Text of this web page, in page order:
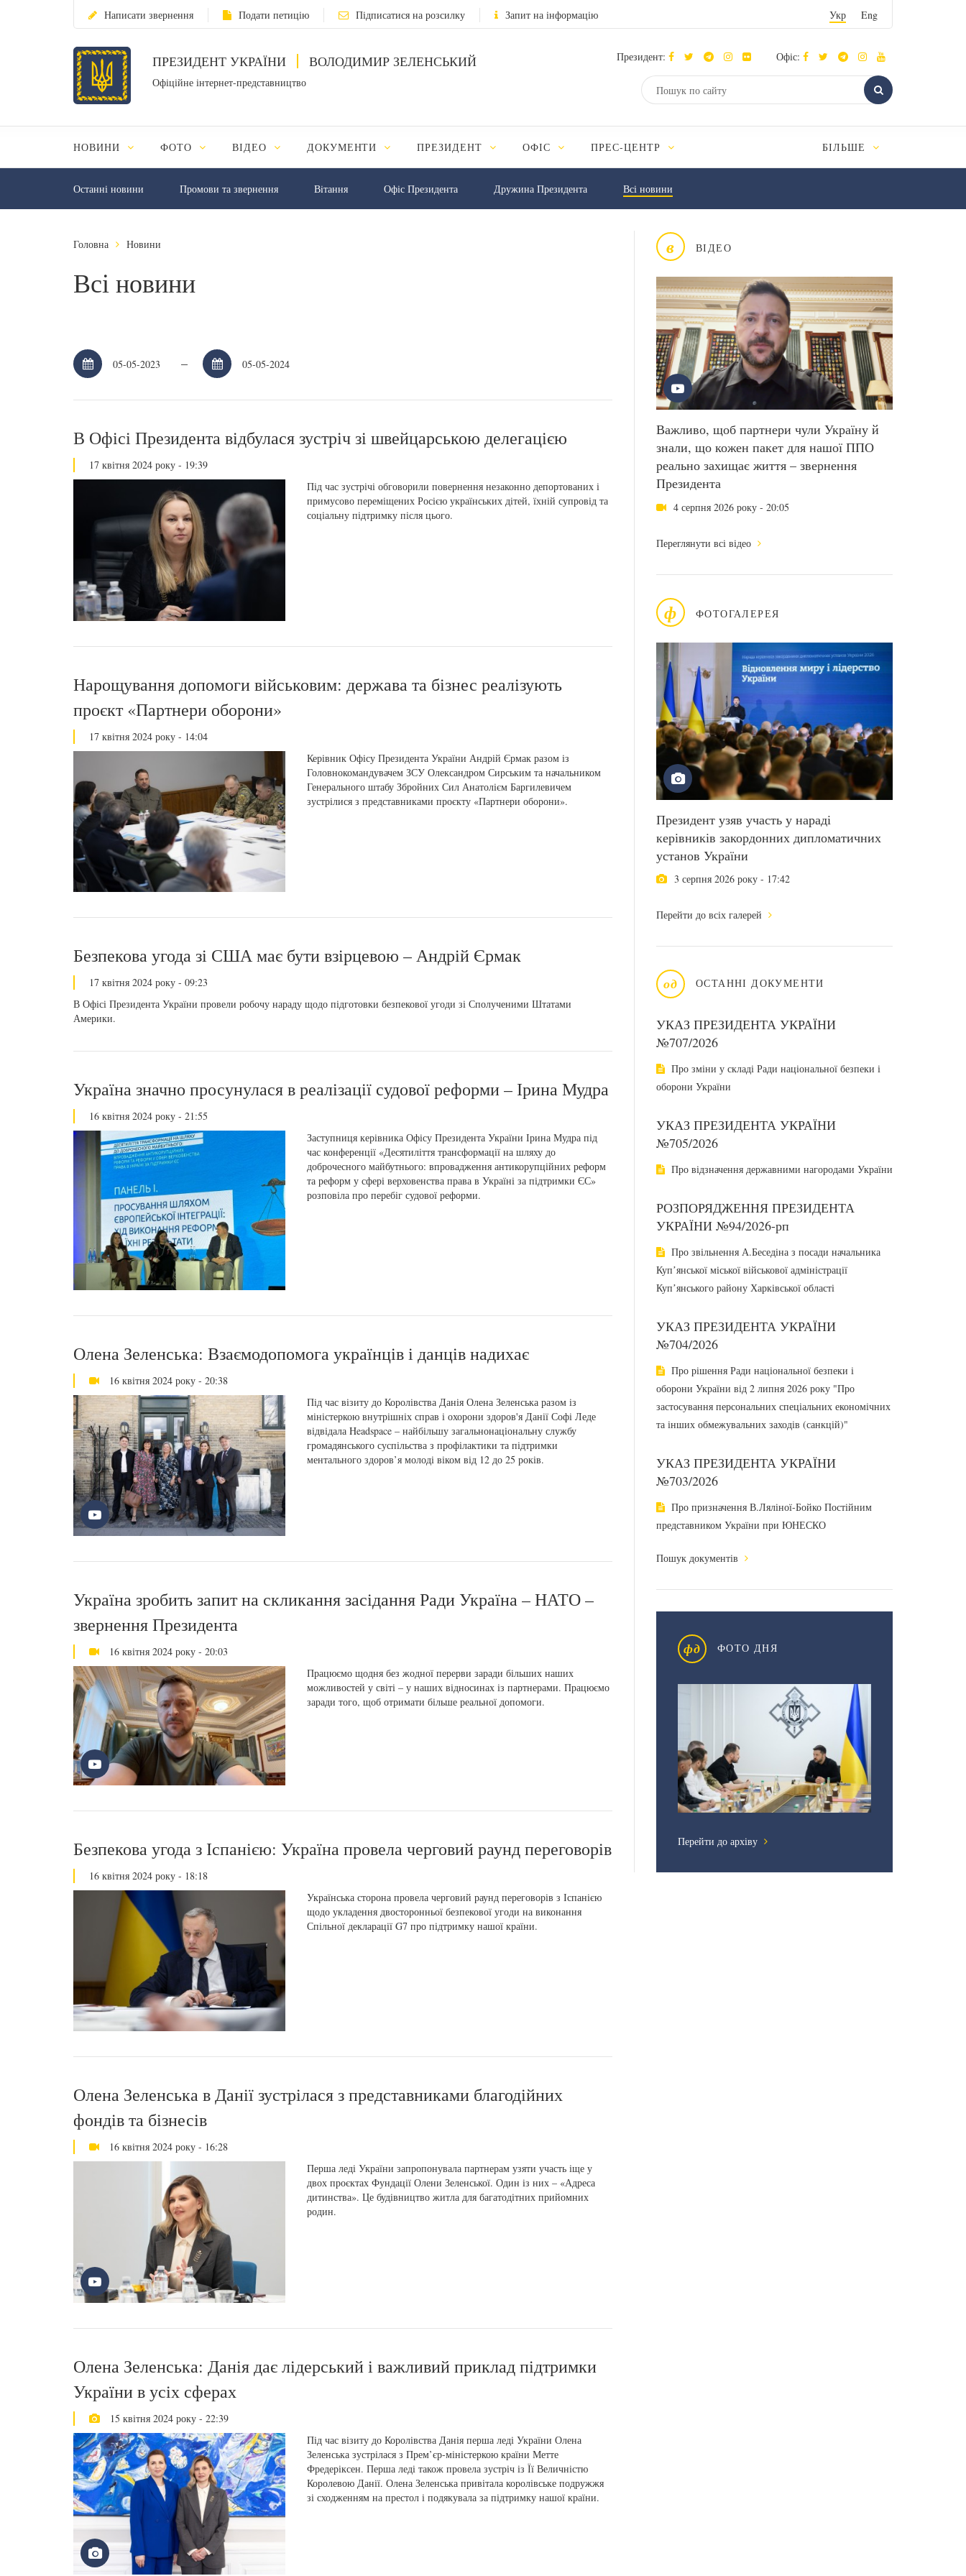
Написати звернення Подати петицію Підписатися на розсилку Запит на інформацію Укр Eng
ПРЕЗИДЕНТ УКРАЇНИ ВОЛОДИМИР ЗЕЛЕНСЬКИЙ
Офіційне інтернет-представництво
Президент: Офіс:
НОВИНИ ФОТО ВІДЕО ДОКУМЕНТИ ПРЕЗИДЕНТ ОФІС ПРЕС-ЦЕНТР БІЛЬШЕ
Останні новини Промови та звернення Вiтання Офіс Президента Дружина Президента Всі новини
в ВІДЕО
Важливо, щоб партнери чули Україну й
знали, що кожен пакет для нашої ППО
реально захищає життя – звернення
Президента
4 серпня 2026 року - 20:05
Переглянути всі відео
ф ФОТОГАЛЕРЕЯ
Президент узяв участь у нараді
керівників закордонних дипломатичних
установ України
3 серпня 2026 року - 17:42
Перейти до всіх галерей
од ОСТАННІ ДОКУМЕНТИ
УКАЗ ПРЕЗИДЕНТА УКРАЇНИ
№707/2026
Про зміни у складі Ради національної безпеки і
оборони України
УКАЗ ПРЕЗИДЕНТА УКРАЇНИ
№705/2026
Про відзначення державними нагородами України
РОЗПОРЯДЖЕННЯ ПРЕЗИДЕНТА
УКРАЇНИ №94/2026-рп
Про звільнення А.Беседіна з посади начальника
Купʼянської міської військової адміністрації
Купʼянського району Харківської області
УКАЗ ПРЕЗИДЕНТА УКРАЇНИ
№704/2026
Про рішення Ради національної безпеки і
оборони України від 2 липня 2026 року "Про
застосування персональних спеціальних економічних
та інших обмежувальних заходів (санкцій)"
УКАЗ ПРЕЗИДЕНТА УКРАЇНИ
№703/2026
Про призначення В.Ляліної-Бойко Постійним
представником України при ЮНЕСКО
Пошук документів
фд ФОТО ДНЯ
Перейти до архіву
Головна Новини
Всі новини
–
В Офісі Президента відбулася зустріч зі швейцарською делегацією
17 квітня 2024 року - 19:39
Під час зустрічі обговорили повернення незаконно депортованих і
примусово переміщених Росією українських дітей, їхній супровід та
соціальну підтримку після цього.
Нарощування допомоги військовим: держава та бізнес реалізують
проєкт «Партнери оборони»
17 квітня 2024 року - 14:04
Керівник Офісу Президента України Андрій Єрмак разом із
Головнокомандувачем ЗСУ Олександром Сирським та начальником
Генерального штабу Збройних Сил Анатолієм Баргилевичем
зустрілися з представниками проєкту «Партнери оборони».
Безпекова угода зі США має бути взірцевою – Андрій Єрмак
17 квітня 2024 року - 09:23
В Офісі Президента України провели робочу нараду щодо підготовки безпекової угоди зі Сполученими Штатами
Америки.
Україна значно просунулася в реалізації судової реформи – Ірина Мудра
16 квітня 2024 року - 21:55
Заступниця керівника Офісу Президента України Ірина Мудра під
час конференції «Десятиліття трансформації на шляху до
доброчесного майбутнього: впровадження антикорупційних реформ
та реформ у сфері верховенства права в Україні за підтримки ЄС»
розповіла про перебіг судової реформи.
Олена Зеленська: Взаємодопомога українців і данців надихає
16 квітня 2024 року - 20:38
Під час візиту до Королівства Данія Олена Зеленська разом із
міністеркою внутрішніх справ і охорони здоров'я Данії Софі Леде
відвідала Headspace – найбільшу загальнонаціональну службу
громадянського суспільства з профілактики та підтримки
ментального здоров’я молоді віком від 12 до 25 років.
Україна зробить запит на скликання засідання Ради Україна – НАТО –
звернення Президента
16 квітня 2024 року - 20:03
Працюємо щодня без жодної перерви заради більших наших
можливостей у світі – у наших відносинах із партнерами. Працюємо
заради того, щоб отримати більше реальної допомоги.
Безпекова угода з Іспанією: Україна провела черговий раунд переговорів
16 квітня 2024 року - 18:18
Українська сторона провела черговий раунд переговорів з Іспанією
щодо укладення двосторонньої безпекової угоди на виконання
Спільної декларації G7 про підтримку нашої країни.
Олена Зеленська в Данії зустрілася з представниками благодійних
фондів та бізнесів
16 квітня 2024 року - 16:28
Перша леді України запропонувала партнерам узяти участь іще у
двох проєктах Фундації Олени Зеленської. Один із них – «Адреса
дитинства». Це будівництво житла для багатодітних прийомних
родин.
Олена Зеленська: Данія дає лідерський і важливий приклад підтримки
України в усіх сферах
15 квітня 2024 року - 22:39
Під час візиту до Королівства Данія перша леді України Олена
Зеленська зустрілася з Прем’єр-міністеркою країни Метте
Фредеріксен. Перша леді також провела зустріч із Її Величністю
Королевою Данії. Олена Зеленська привітала королівське подружжя
зі сходженням на престол і подякувала за підтримку нашої країни.